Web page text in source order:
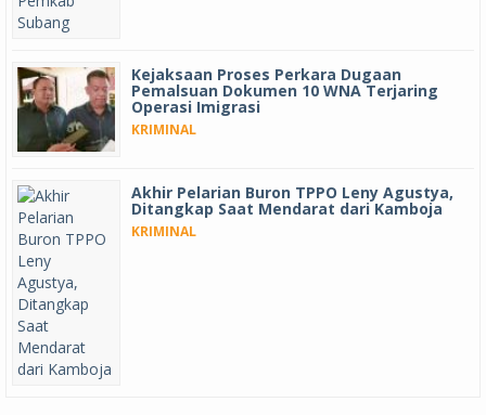
Kejaksaan Proses Perkara Dugaan
Pemalsuan Dokumen 10 WNA Terjaring
Operasi Imigrasi
KRIMINAL
Akhir Pelarian Buron TPPO Leny Agustya,
Ditangkap Saat Mendarat dari Kamboja
KRIMINAL